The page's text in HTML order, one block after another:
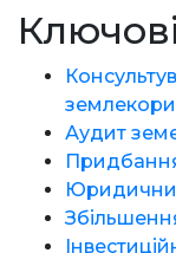
Аудит
Придбання